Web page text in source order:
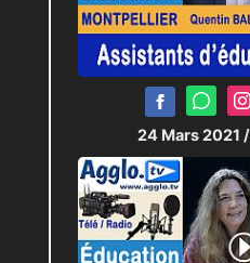
24 Mars 2021